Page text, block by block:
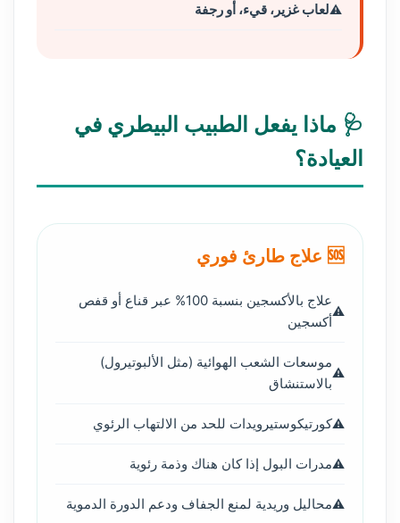
لعاب غزير، قيء، أو رجفة
🩺 ماذا يفعل الطبيب البيطري في
العيادة؟
🆘 علاج طارئ فوري
علاج بالأكسجين بنسبة 100% عبر قناع أو قفص
أكسجين
موسعات الشعب الهوائية (مثل الألبوتيرول)
بالاستنشاق
كورتيكوستيرويدات للحد من الالتهاب الرئوي
مدرات البول إذا كان هناك وذمة رئوية
محاليل وريدية لمنع الجفاف ودعم الدورة الدموية